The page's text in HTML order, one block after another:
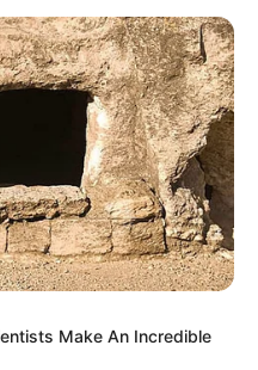
Make An Incredible